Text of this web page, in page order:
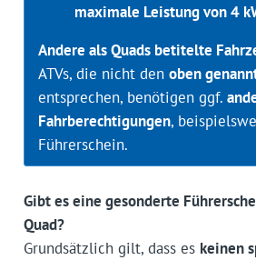
maximale Leistung von 4
Andere als Quads betitelte
ATVs, die nicht den oben
entsprechen, benötigen ggf.
Fahrberechtigungen,
Führerschein.
Gibt es eine gesonderte
Quad?
Grundsätzlich gilt, dass es keinen